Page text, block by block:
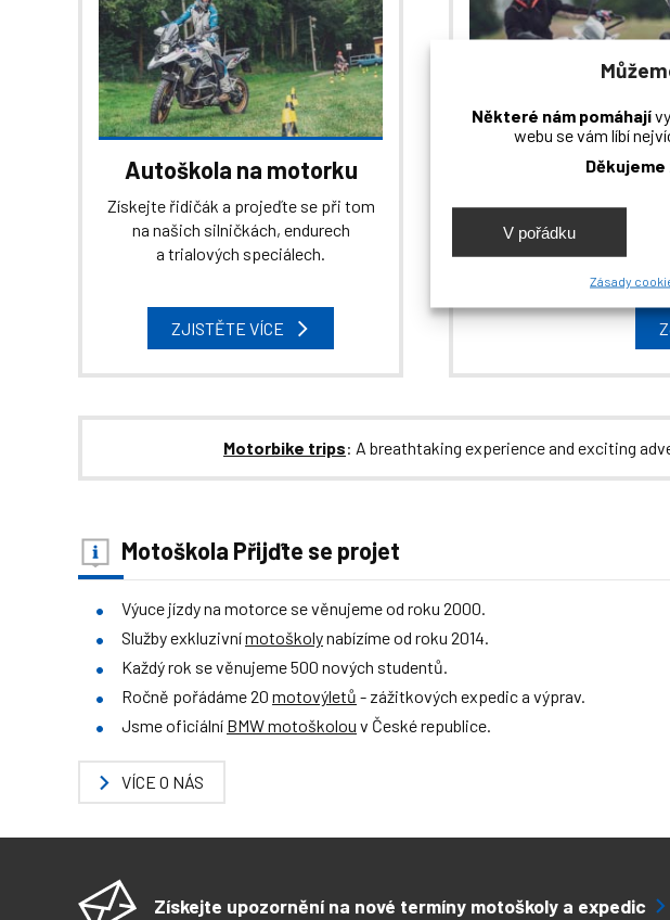
Některé nám pomáhají
webu se vám líbí
Děkujeme
V pořádku
Zásady
Autoškola na motorku
Získejte řidičák a projeďte se při tom
na našich silničkách, endurech
a trialových speciálech.
ZJISTĚTE VÍCE
Zážitková
BMW trénink v terénu
Individuální výuka v
Vícedenní
Motorbike trips: A breathtaking experience and exciting
Motoškola Přijďte se projet
Výuce jízdy na motorce se věnujeme od roku 2000.
Služby exkluzivnímotoškolynabízíme od roku 2014.
Každý rok se věnujeme 500 nových studentů.
Ročně pořádáme 20 motovýletů - zážitkových expedic a výprav.
Jsme oficiální BMW motoškolou v České republice.
VÍCE O NÁS
Získejte upozornění na nové termíny motoškoly a expedic